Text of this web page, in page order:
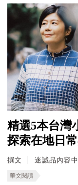
精選5本台灣
探索在地日
撰文 迷誠品內容
華文閱讀